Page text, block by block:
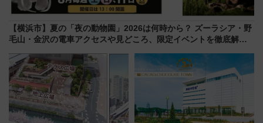
【横浜市】夏の「夜の動物園」2026は何時から？ ズーラシア・野
毛山・金沢の電車アクセスや見どころ、限定イベントを徹底解